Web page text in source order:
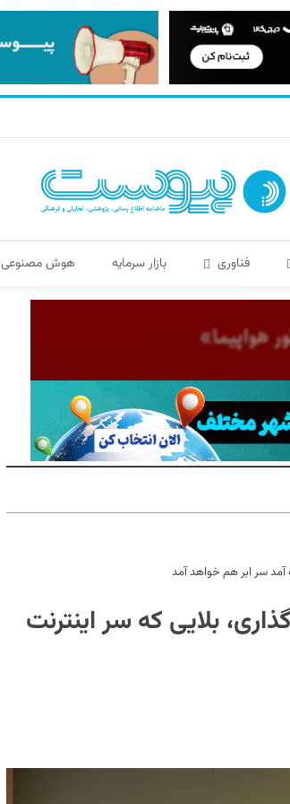
فناوری بازار سرمایه هوش مصنوعی
آمد سر ابر هم خواهد آمد
بلایی که سر اینترنت